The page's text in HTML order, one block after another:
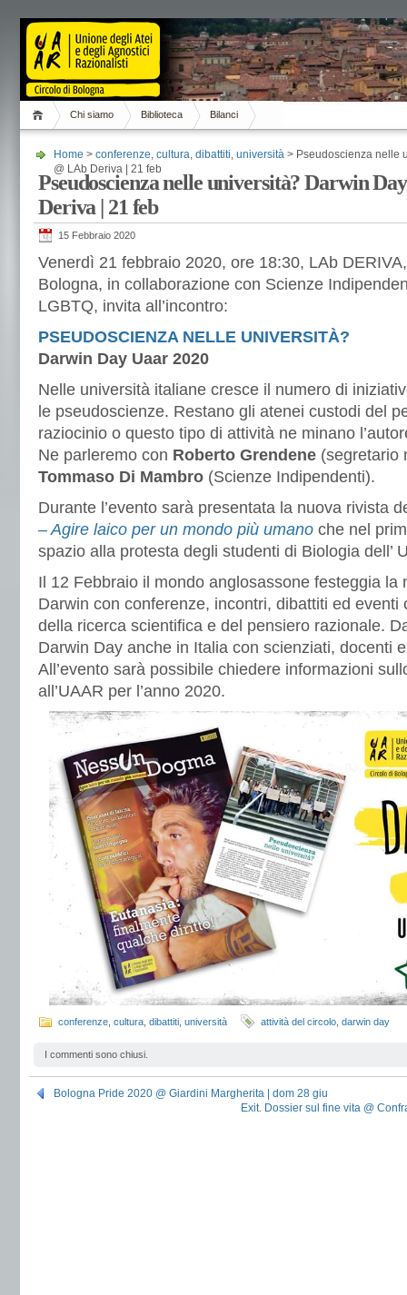
Chi siamo Biblioteca Bilanci
Home > conferenze, cultura, dibattiti, università > Pseudoscienza nelle
@ LAb Deriva | 21 feb
Pseudoscienza nelle università? Darwin
Deriva | 21 feb
15 Febbraio 2020
Venerdì 21 febbraio 2020, ore 18:30, LAb
Bologna, in collaborazione con Scienze
LGBTQ, invita all’incontro:
PSEUDOSCIENZA NELLE UNIVERSITÀ?
Darwin Day Uaar 2020
Nelle università italiane cresce il numero di
le pseudoscienze. Restano gli atenei custodi del
raziocinio o questo tipo di attività ne minano
Ne parleremo con Roberto Grendene (segretario
Tommaso Di Mambro (Scienze Indipendenti).
Durante l’evento sarà presentata la nuova rivista
– Agire laico per un mondo più umano che nel
spazio alla protesta degli studenti di Biologia dell’
Il 12 Febbraio il mondo anglosassone festeggia la
Darwin con conferenze, incontri, dibattiti ed eventi
della ricerca scientifica e del pensiero razionale.
Darwin Day anche in Italia con scienziati, docenti
All’evento sarà possibile chiedere informazioni
all’UAAR per l’anno 2020.
conferenze cultura dibattiti università attività del circolo darwin day
I commenti sono chiusi.
Bologna Pride 2020 @ Giardini Margherita | dom 28 giu
Exit. Dossier sul fine vita @